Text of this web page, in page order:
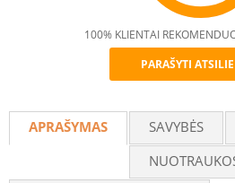
100% KLIENTAI
PARAŠYTI
APRAŠYMAS SAVYBĖS